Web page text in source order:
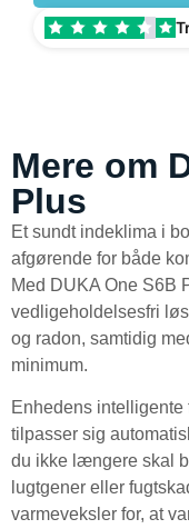
Mere om
Plus
Et sundt indeklima i
afgørende for både
Med DUKA One S6B
vedligeholdelsesfri
og radon, samtidig
minimum.
Enhedens intelligente
tilpasser sig
du ikke længere skal
lugtgener eller
varmeveksler for, at